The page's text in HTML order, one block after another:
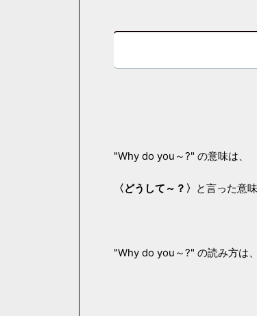
"Why do you～?" の意味は、
〈どうして～？〉 と言った意
"Why do you～?" の読み方は